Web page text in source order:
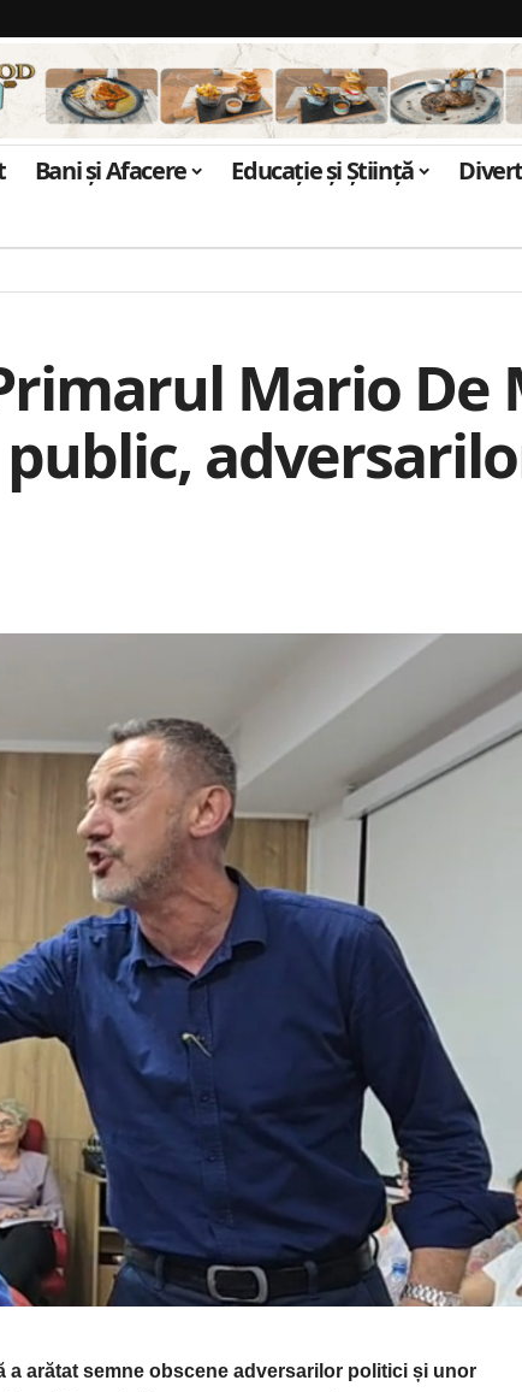
Bani și Afacere Educație și Știință
Mario De
a arătat semne obscene adversarilor politici și unor